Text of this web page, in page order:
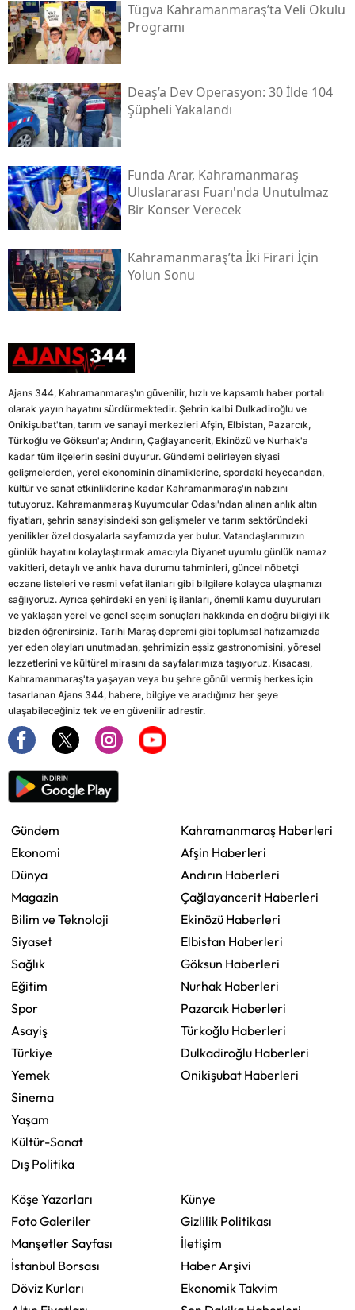
Tügva Kahramanmaraş’ta Veli Okulu
Programı
Deaş’a Dev Operasyon: 30 İlde 104
Şüpheli Yakalandı
Funda Arar, Kahramanmaraş
Uluslararası Fuarı'nda Unutulmaz
Bir Konser Verecek
Kahramanmaraş’ta İki Firari İçin
Yolun Sonu
Ajans 344, Kahramanmaraş'ın güvenilir, hızlı ve kapsamlı haber portalı
olarak yayın hayatını sürdürmektedir. Şehrin kalbi Dulkadiroğlu ve
Onikişubat'tan, tarım ve sanayi merkezleri Afşin, Elbistan, Pazarcık,
Türkoğlu ve Göksun'a; Andırın, Çağlayancerit, Ekinözü ve Nurhak'a
kadar tüm ilçelerin sesini duyurur. Gündemi belirleyen siyasi
gelişmelerden, yerel ekonominin dinamiklerine, spordaki heyecandan,
kültür ve sanat etkinliklerine kadar Kahramanmaraş'ın nabzını
tutuyoruz. Kahramanmaraş Kuyumcular Odası'ndan alınan anlık altın
fiyatları, şehrin sanayisindeki son gelişmeler ve tarım sektöründeki
yenilikler özel dosyalarla sayfamızda yer bulur. Vatandaşlarımızın
günlük hayatını kolaylaştırmak amacıyla Diyanet uyumlu günlük namaz
vakitleri, detaylı ve anlık hava durumu tahminleri, güncel nöbetçi
eczane listeleri ve resmi vefat ilanları gibi bilgilere kolayca ulaşmanızı
sağlıyoruz. Ayrıca şehirdeki en yeni iş ilanları, önemli kamu duyuruları
ve yaklaşan yerel ve genel seçim sonuçları hakkında en doğru bilgiyi ilk
bizden öğrenirsiniz. Tarihi Maraş depremi gibi toplumsal hafızamızda
yer eden olayları unutmadan, şehrimizin eşsiz gastronomisini, yöresel
lezzetlerini ve kültürel mirasını da sayfalarımıza taşıyoruz. Kısacası,
Kahramanmaraş'ta yaşayan veya bu şehre gönül vermiş herkes için
tasarlanan Ajans 344, habere, bilgiye ve aradığınız her şeye
ulaşabileceğiniz tek ve en güvenilir adrestir.
Gündem
Ekonomi
Dünya
Magazin
Bilim ve Teknoloji
Siyaset
Sağlık
Eğitim
Spor
Asayiş
Türkiye
Yemek
Sinema
Yaşam
Kültür-Sanat
Dış Politika
Kahramanmaraş Haberleri
Afşin Haberleri
Andırın Haberleri
Çağlayancerit Haberleri
Ekinözü Haberleri
Elbistan Haberleri
Göksun Haberleri
Nurhak Haberleri
Pazarcık Haberleri
Türkoğlu Haberleri
Dulkadiroğlu Haberleri
Onikişubat Haberleri
Köşe Yazarları
Foto Galeriler
Manşetler Sayfası
İstanbul Borsası
Döviz Kurları
Künye
Gizlilik Politikası
İletişim
Haber Arşivi
Ekonomik Takvim